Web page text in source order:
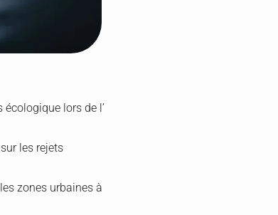
lors de l’
les rejets
zones urbaines à